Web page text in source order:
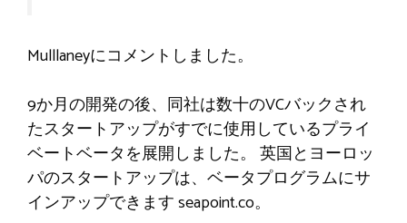
Mulllaneyにコメントしました。
9か月の開発の後、同社は数十のVCバックされ
たスタートアップがすでに使用しているプラ​​イ
ベートベータを展開しました。 英国とヨーロッ
パのスタートアップは、ベータプログラムにサ
インアップできますseapoint.co。